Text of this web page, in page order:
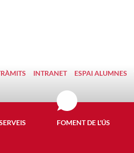
INTRANET ESPAI ALUMNES
FOMENT DE L'ÚS